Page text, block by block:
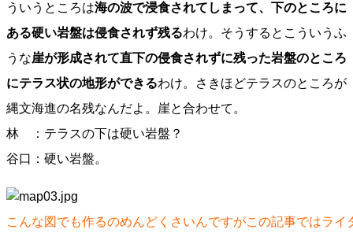
ういうところは海の波で浸食されてしまって、下のところに
ある硬い岩盤は侵食されず残るわけ。そうするとこういうふ
うな崖が形成されて直下の侵食されずに残った岩盤のところ
にテラス状の地形ができるわけ。さきほどテラスのところが
縄文海進の名残なんだよ。崖と合わせて。
林 ：テラスの下は硬い岩盤？
谷口：硬い岩盤。
こんな図でも作るのめんどくさいんですがこの記事ではラ